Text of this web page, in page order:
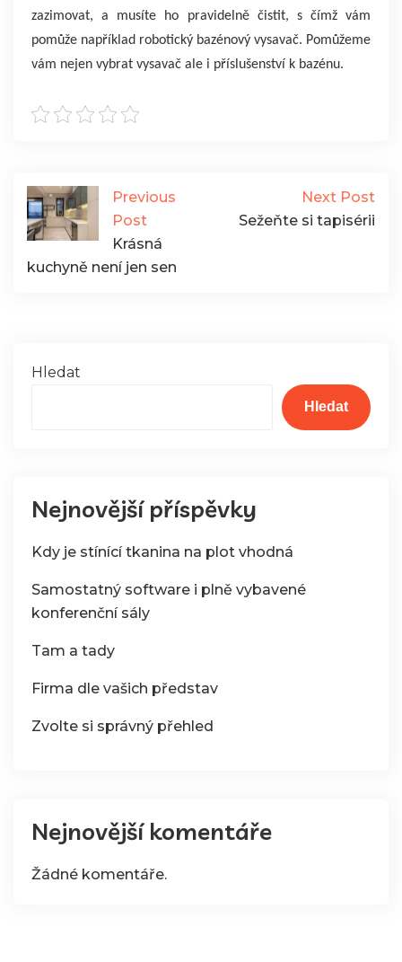
zazimovat, a musíte ho pravidelně čistit, s čímž vám
pomůže například robotický bazénový vysavač. Pomůžeme
vám nejen vybrat vysavač ale i příslušenství k bazénu.
Previous
Post
Krásná
kuchyně není jen sen
Next Post
Sežeňte si tapisérii
Hledat
Hledat
Nejnovější příspěvky
Kdy je stínící tkanina na plot vhodná
Samostatný software i plně vybavené
konferenční sály
Tam a tady
Firma dle vašich představ
Zvolte si správný přehled
Nejnovější komentáře
Žádné komentáře.